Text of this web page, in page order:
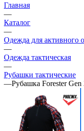
Главная
—
Каталог
—
Одежда для активного
—
Одежда тактическая
—
Рубашки тактические
—Рубашка Forester Gen